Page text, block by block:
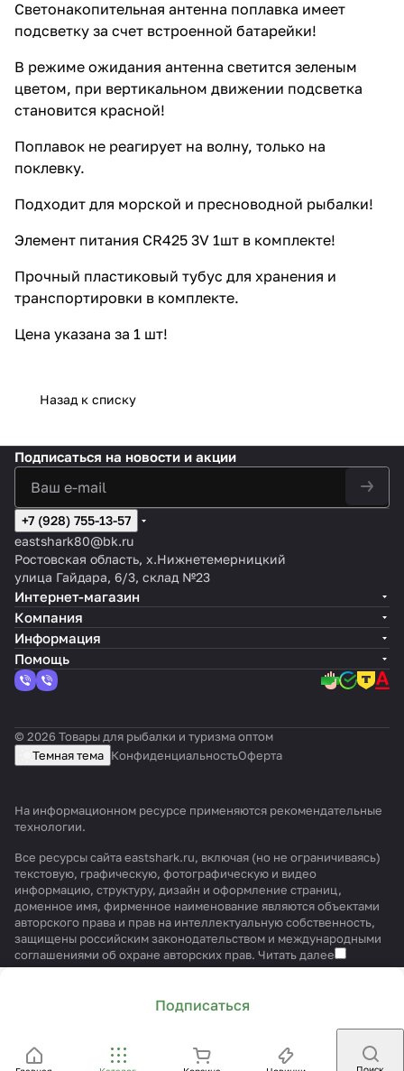
CR425 3V 1шт в комплекте!
хранения и транспортировки в
шт!
Светонакопительная антенна поплавка имеет
подсветку за счет встроенной батарейки!
В режиме ожидания антенна светится зеленым
цветом, при вертикальном движении подсветка
становится красной!
Поплавок не реагирует на волну, только на
поклевку.
Подходит для морской и пресноводной рыбалки!
Элемент питания CR425 3V 1шт в комплекте!
Прочный пластиковый тубус для хранения и
транспортировки в комплекте.
Цена указана за 1 шт!
Назад к списку
Подписаться
Подписаться на новости и акции
+7 (928) 755-13-57
eastshark80@bk.ru
Ростовская область, х.Нижнетемерницкий
улица Гайдара, 6/3, склад №23
Интернет-магазин
Компания
Информация
Помощь
© 2026 Товары для рыбалки и туризма оптом
Темная тема КонфиденциальностьОферта
На информационном ресурсе применяются рекомендательные
технологии.
Все ресурсы сайта eastshark.ru, включая (но не ограничиваясь)
текстовую, графическую, фотографическую и видео
информацию, структуру, дизайн и оформление страниц,
доменное имя, фирменное наименование являются объектами
авторского права и прав на интеллектуальную собственность,
защищены российским законодательством и международными
соглашениями об охране авторских прав. Читать далее